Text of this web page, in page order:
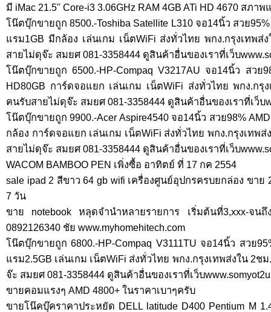
มี iMac 21.5" Core-i3 3.06GHz RAM 4GB ATi HD 4670 สภ
โน๊ตบุ๊กขายถูก 8500.-Toshiba Satellite L310 จอ14นิ้ว สวย
แรม1GB มีกล้อง เล่นเกม เน็ตWiFi ส่งทั่วไทย พกง.กรุงเทพ
สายไม่ดุจ๊ะ สมยศ 081-3358444 ดูสินค้าอื่นของเราที่เว็บ
โน๊ตบุ๊กขายถูก 6500.-HP-Compaq V3217AU จอ14นิ้ว สวย
HD80GB การ์ดจอแยก เล่นเกม เน็ตWiFi ส่งทั่วไทย พกง.กรุ
คนรับสายไม่ดุจ๊ะ สมยศ 081-3358444 ดูสินค้าอื่นของเราที่เว็บ
โน๊ตบุ๊กขายถูก 9900.-Acer Aspire4540 จอ14นิ้ว สวย98%
กล้อง การ์ดจอแยก เล่นเกม เน็ตWiFi ส่งทั่วไทย พกง.กรุงเทพ
สายไม่ดุจ๊ะ สมยศ 081-3358444 ดูสินค้าอื่นของเราที่เว็บ
WACOM BAMBOO PEN เพิ่งซื้อ อาทิตย์ ที่ 17 กค 2554
sale ipad 2 สีขาว 64 gb wifi เครื่องศูนย์อุปกรครบยกล่อง ขาย
7 วัน
ขาย notebook หลุดจำนำหลายรายการ เริ่มต้นที่3,xxx-จน
0892126340 ชัย www.myhomehitech.com
โน๊ตบุ๊กขายถูก 6800.-HP-Compaq V3111TU จอ14นิ้ว สวย
แรม2.5GB เล่นเกม เน็ตWiFi ส่งทั่วไทย พกง.กรุงเทพส่งใน 2
จ๊ะ สมยศ 081-3358444 ดูสินค้าอื่นของเราที่เว็บ
ขายคอมแรงๆ AMD 4800+ ในราคาเบาๆครับ
ขายโน๊คบุ๊คราคาประหยัด DELL latitude D400 Pentium M